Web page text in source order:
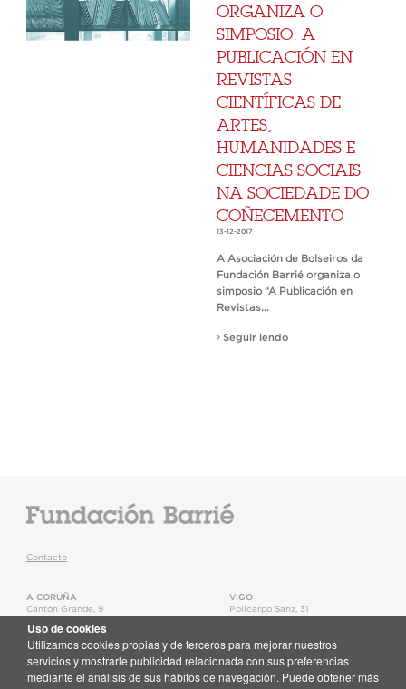
ORGANIZA O
SIMPOSIO: A
PUBLICACIÓN EN
REVISTAS
CIENTÍFICAS DE
ARTES,
HUMANIDADES E
CIENCIAS SOCIAIS
NA SOCIEDADE DO
COÑECEMENTO
13-12-2017
A Asociación de Bolseiros da
Fundación Barrié organiza o
simposio “A Publicación en
Revistas...
Seguir lendo
Contacto
A CORUÑA
Cantón Grande, 9
T.+34 981 22 15 25
Mapa
VIGO
Policarpo Sanz, 31
Mapa
Uso de cookies
Utilizamos cookies propias y de terceros para mejorar nuestros
servicios y mostrarle publicidad relacionada con sus preferencias
mediante el análisis de sus hábitos de navegación. Puede obtener más